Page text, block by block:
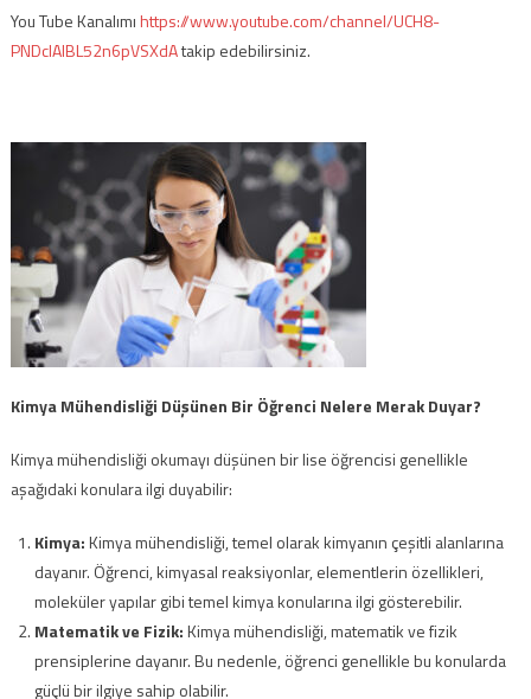
You Tube Kanalımıhttps://www.youtube.com/channel/UCH8-
PNDcIAlBL52n6pVSXdAtakip edebilirsiniz.
Kimya Mühendisliği Düşünen Bir Öğrenci Nelere Merak Duyar?
Kimya mühendisliği okumayı düşünen bir lise öğrencisi genellikle
aşağıdaki konulara ilgi duyabilir:
Kimya:Kimya mühendisliği, temel olarak kimyanın çeşitli alanlarına
dayanır. Öğrenci, kimyasal reaksiyonlar, elementlerin özellikleri,
moleküler yapılar gibi temel kimya konularına ilgi gösterebilir.
Matematik ve Fizik:Kimya mühendisliği, matematik ve fizik
prensiplerine dayanır. Bu nedenle, öğrenci genellikle bu konularda
güçlü bir ilgiye sahip olabilir.